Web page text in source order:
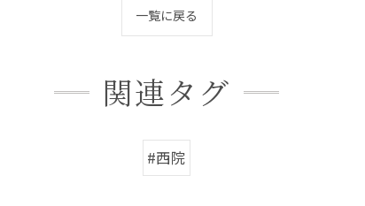
一覧に戻る
関連タグ
#西院